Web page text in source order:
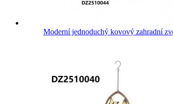
Moderní jednoduchý kovový zahradní